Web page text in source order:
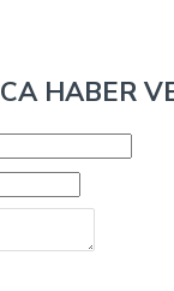
HABER